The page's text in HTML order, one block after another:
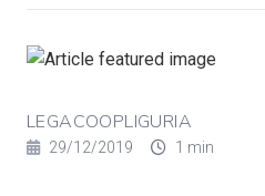
LEGACOOPLIGURIA
29/12/2019 1 min